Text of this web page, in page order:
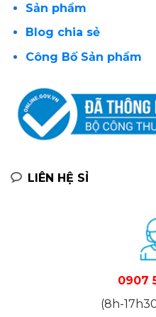
Sản phẩm
Blog chia sẻ
Công Bố Sản phẩm
LIÊN HỆ SỈ
0907
(8h-